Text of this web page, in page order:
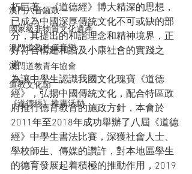
澳門八音鑼鼓
國家級非物質文化遺產
澳門道教科儀音樂
澳門道教青年協會
道教文化節
《道德經》推廣活動
朽巨著。《道德經》博大精深的思想，
已成為中國深厚傳統文化不可或缺的部
分，其提出的和諧理念和精神境界，正
好符合構建和諧及小康社會的實踐之
道。
為讓中學生認識我國文化瑰寶《道德
經》，弘揚中國傳統文化，配合特區政
府推行德育教育的施政方針，本會於
2011年至2018年成功舉辦了八屆《道德
經》中學生書法比賽，深獲社會人士、
學校師生、傳媒的讚許，對本地區學生
的德育發展起着積極的推動作用，2019